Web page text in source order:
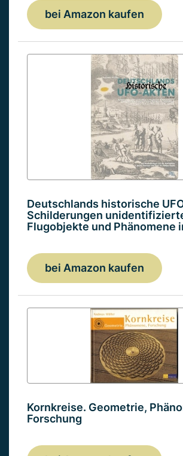
bei Amazon kaufen
Deutschlands historische
Schilderungen
Flugobjekte und Phänomene
bei Amazon kaufen
Kornkreise. Geometrie,
Forschung